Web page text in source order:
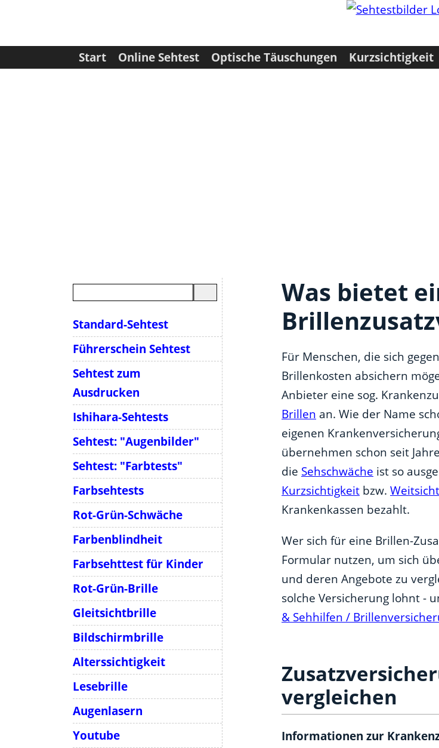
Start Online Sehtest Optische Täuschungen Kurzsichtigkeit
Was bietet
Für Menschen, die sich
Brillenkosten absichern
Anbieter eine sog.
Brillen an. Wie der Name
eigenen
übernehmen schon seit
die Sehschwäche ist so
Kurzsichtigkeit bzw.
Krankenkassen bezahlt.
Wer sich für eine Brillen-
Formular nutzen, um sich
und deren Angebote zu
solche Versicherung lohnt -
& Sehhilfen /
vergleichen
Informationen zur
Standard-Sehtest
Führerschein Sehtest
Sehtest zum
Ausdrucken
Ishihara-Sehtests
Sehtest: "Augenbilder"
Sehtest: "Farbtests"
Farbsehtests
Rot-Grün-Schwäche
Farbenblindheit
Farbsehttest für Kinder
Rot-Grün-Brille
Gleitsichtbrille
Bildschirmbrille
Alterssichtigkeit
Lesebrille
Augenlasern
Youtube